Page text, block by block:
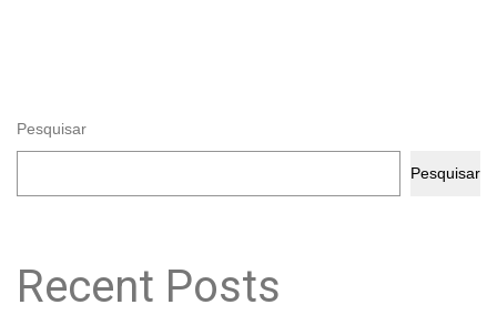
Pesquisar
Pesquisar
Recent Posts